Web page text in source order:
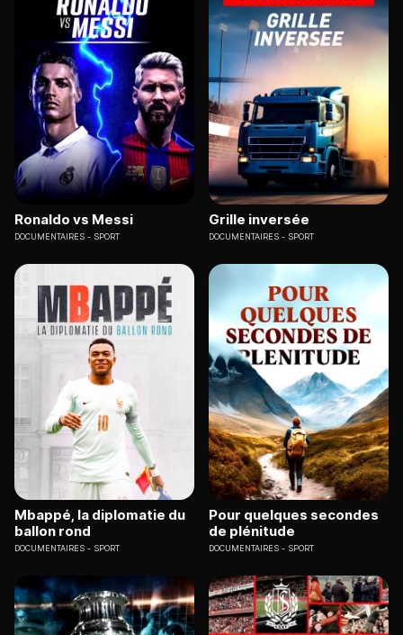
Ronaldo vs Messi
DOCUMENTAIRES SPORT
Grille inversée
DOCUMENTAIRES SPORT
Mbappé, la diplomatie du
ballon rond
DOCUMENTAIRES SPORT
Pour quelques secondes
de plénitude
DOCUMENTAIRES SPORT